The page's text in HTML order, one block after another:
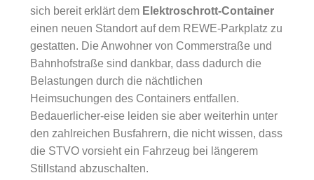
sich bereit erklärt dem Elektroschrott-Container
einen neuen Standort auf dem REWE-Parkplatz zu
gestatten. Die Anwohner von Commerstraße und
Bahnhofstraße sind dankbar, dass dadurch die
Belastungen durch die nächtlichen
Heimsuchungen des Containers entfallen.
Bedauerlicher-eise leiden sie aber weiterhin unter
den zahlreichen Busfahrern, die nicht wissen, dass
die STVO vorsieht ein Fahrzeug bei längerem
Stillstand abzuschalten.